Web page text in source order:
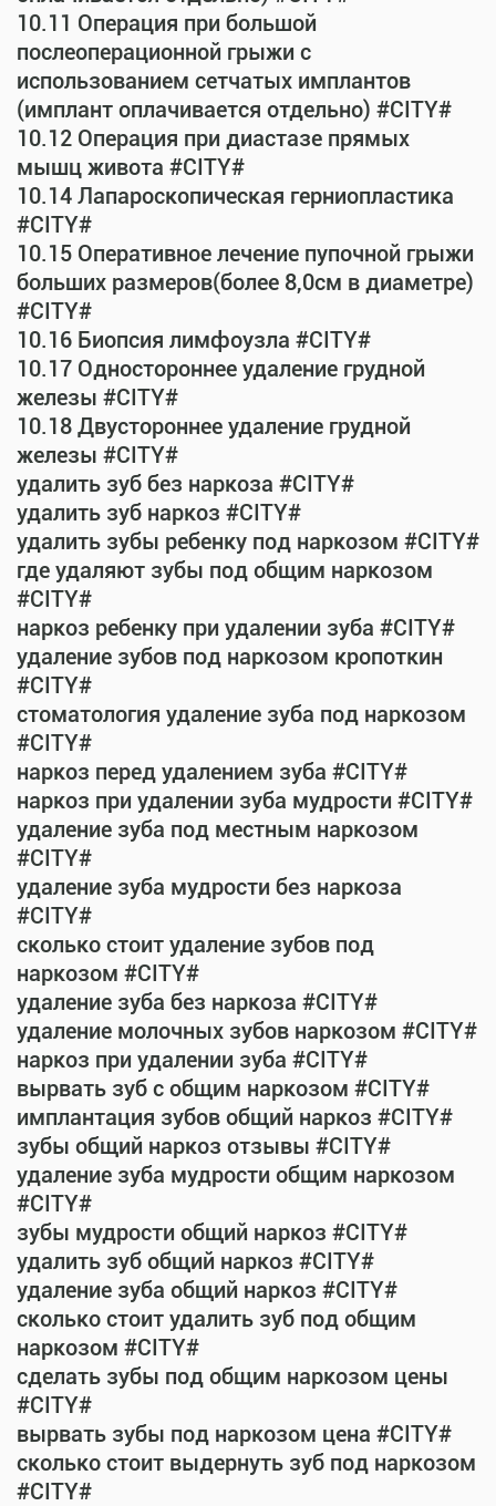
10.11 Операция при большой
послеоперационной грыжи с
использованием сетчатых имплантов
(имплант оплачивается отдельно) #CITY#
10.12 Операция при диастазе прямых
мышц живота #CITY#
10.14 Лапароскопическая герниопластика
#CITY#
10.15 Оперативное лечение пупочной грыжи
больших размеров(более 8,0см в диаметре)
#CITY#
10.16 Биопсия лимфоузла #CITY#
10.17 Одностороннее удаление грудной
железы #CITY#
10.18 Двустороннее удаление грудной
железы #CITY#
удалить зуб без наркоза #CITY#
удалить зуб наркоз #CITY#
удалить зубы ребенку под наркозом #CITY#
где удаляют зубы под общим наркозом
#CITY#
наркоз ребенку при удалении зуба #CITY#
удаление зубов под наркозом кропоткин
#CITY#
стоматология удаление зуба под наркозом
#CITY#
наркоз перед удалением зуба #CITY#
наркоз при удалении зуба мудрости #CITY#
удаление зуба под местным наркозом
#CITY#
удаление зуба мудрости без наркоза
#CITY#
сколько стоит удаление зубов под
наркозом #CITY#
удаление зуба без наркоза #CITY#
удаление молочных зубов наркозом #CITY#
наркоз при удалении зуба #CITY#
вырвать зуб с общим наркозом #CITY#
имплантация зубов общий наркоз #CITY#
зубы общий наркоз отзывы #CITY#
удаление зуба мудрости общим наркозом
#CITY#
зубы мудрости общий наркоз #CITY#
удалить зуб общий наркоз #CITY#
удаление зуба общий наркоз #CITY#
сколько стоит удалить зуб под общим
наркозом #CITY#
сделать зубы под общим наркозом цены
#CITY#
вырвать зубы под наркозом цена #CITY#
сколько стоит выдернуть зуб под наркозом
#CITY#